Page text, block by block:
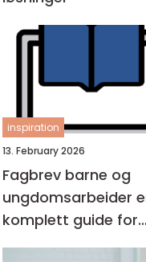
inspiration
13. February 2026
Fagbrev barne og
ungdomsarbeider en
komplett guide for
voksne